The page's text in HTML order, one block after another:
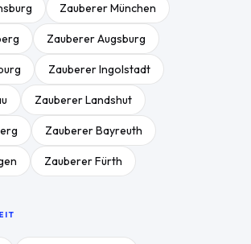
ZaubererMünchen
ZaubererAugsburg
ZaubererIngolstadt
ZaubererLandshut
ZaubererBayreuth
ZaubererFürth